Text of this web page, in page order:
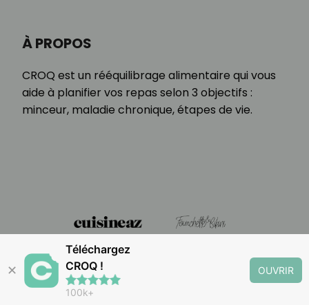
À PROPOS
CROQ est un rééquilibrage alimentaire qui vous
aide à planifier vos repas selon 3 objectifs :
minceur, maladie chronique, étapes de vie.
✕
Téléchargez
CROQ !
100k+
OUVRIR